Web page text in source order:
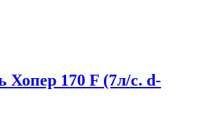
Хопер 170 F (7л/с. d-